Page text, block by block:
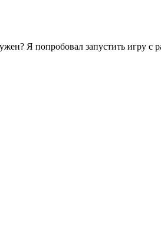
Я попробовал запустить игру